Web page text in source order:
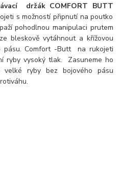
držák COMFORT BUTT
s možností připnutí na poutko
pohodlnou manipulaci prutem
bleskově vytáhnout a křížovou
pásu. Comfort -Butt na rukojeti
ryby vysoký tlak. Zasuneme ho
ryby bez bojového pásu